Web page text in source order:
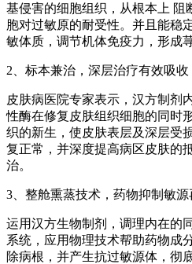
基侵害的细胞组织，从根本上 阻
胞对过敏原的耐受性。并且能稳
敏体质，调节机体免疫力，形成
2、标本兼治，深层治疗有效吸收
皮肤病医院专家表示，汉方制剂
性酶在修复皮肤组织细胞的同时
织的新生，使皮肤表层及深层受
复正常，并深度提高病区皮肤的
治。
3、整舱熏蒸技术，药物抑制敏源
运用汉方生物制剂，调理内在的
系统，应用物理技术帮助药物成
除病根，并产生抗过敏源体，彻